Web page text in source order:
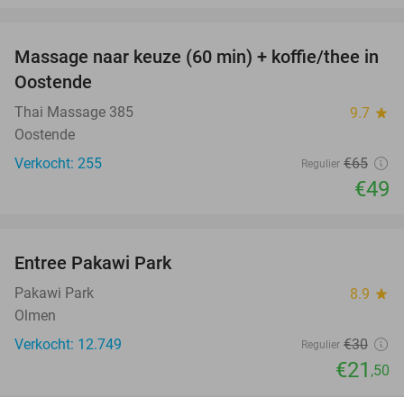
25%
Massage naar keuze (60 min) + koffie/thee in
Oostende
Thai Massage 385 9.7 star
Oostende
Verkocht: 255
Regulier €65
€49
Entree Pakawi Park
Pakawi Park 8.9 star
Olmen
Verkocht: 12.749
Regulier €30
€21 ,50